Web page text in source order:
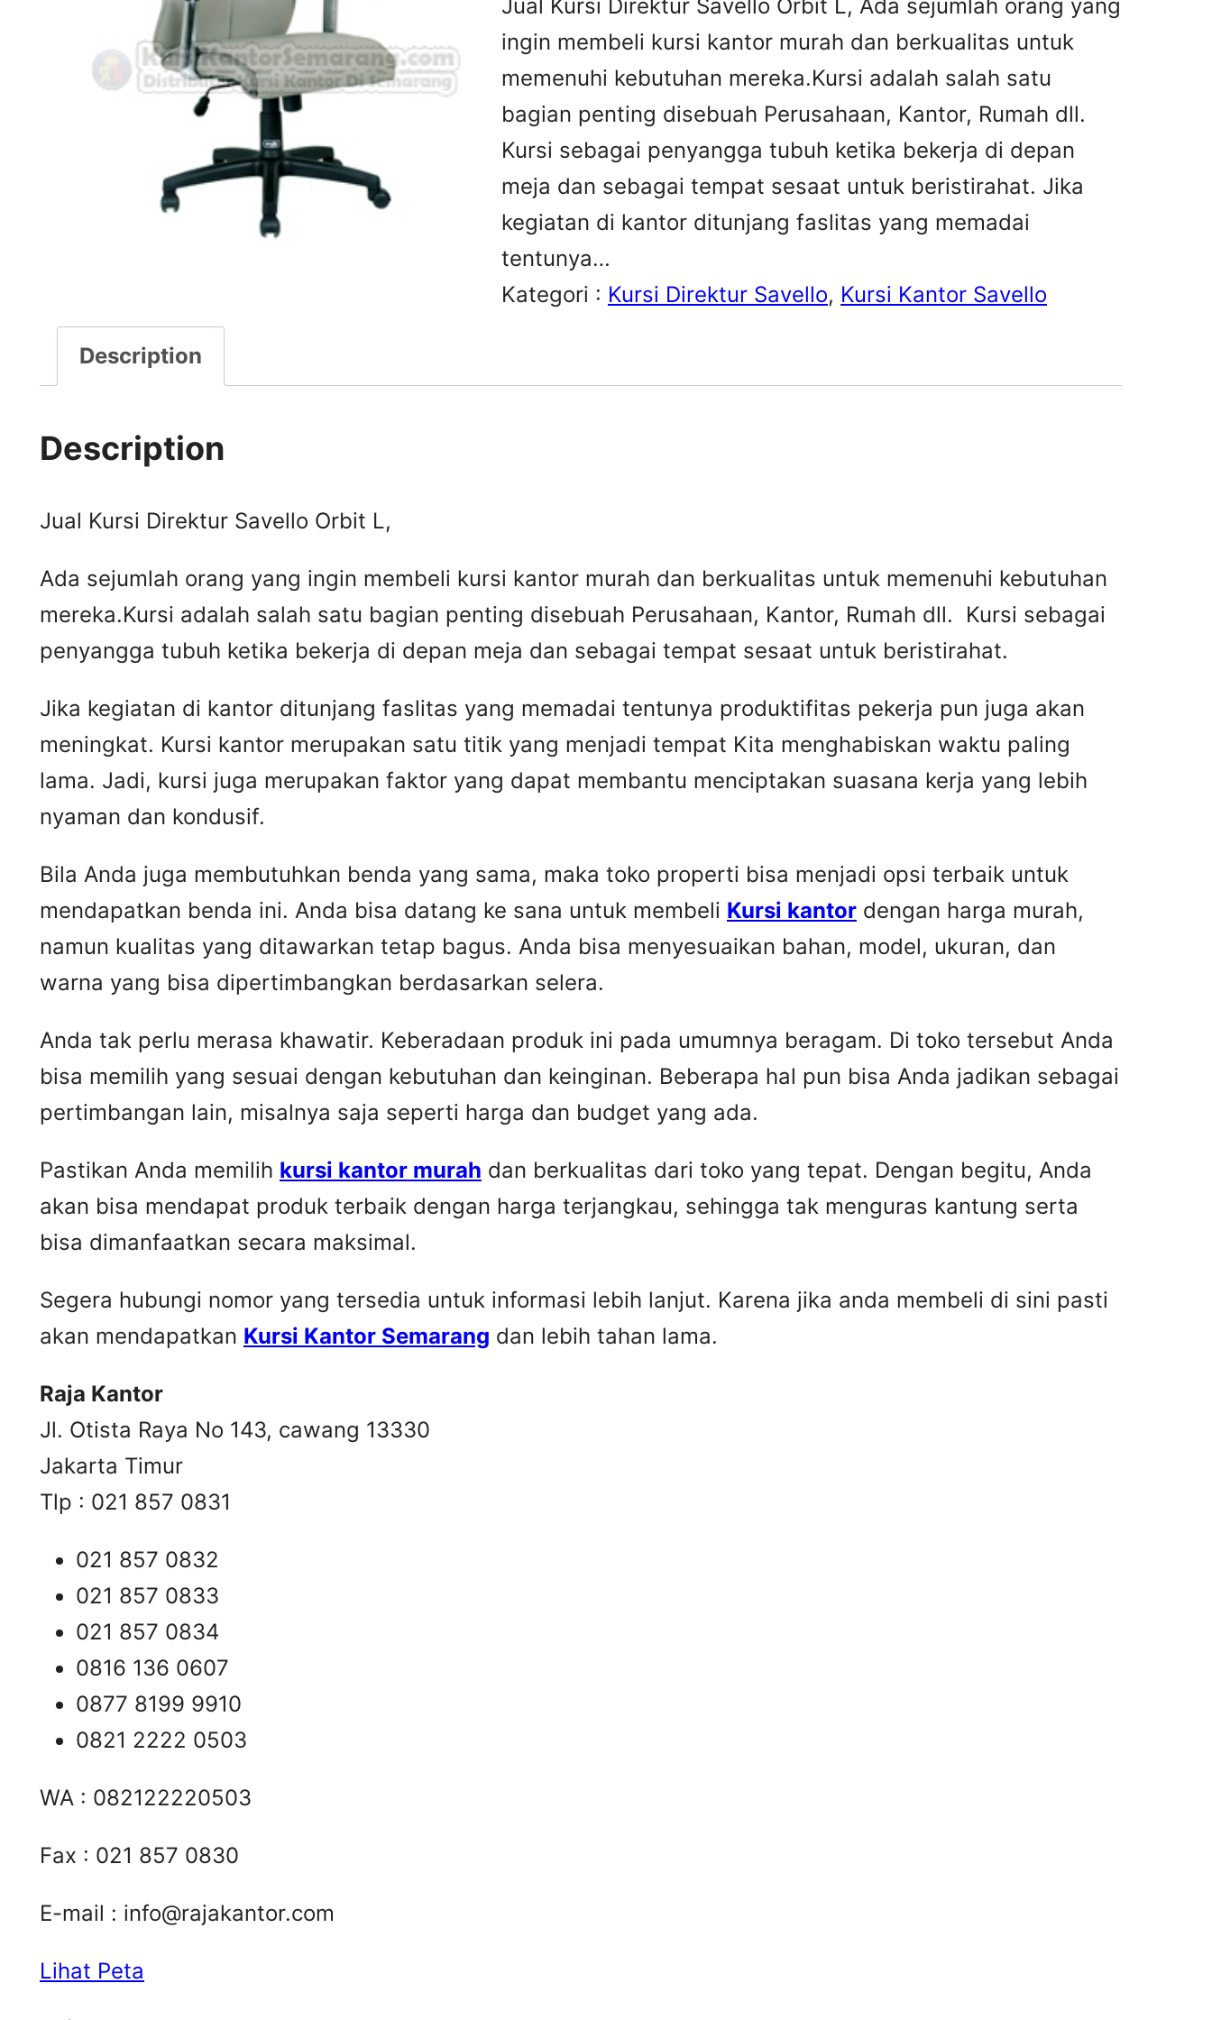
Jual Kursi Direktur Savello Orbit L, Ada sejumlah orang yang
ingin membeli kursi kantor murah dan berkualitas untuk
memenuhi kebutuhan mereka.Kursi adalah salah satu
bagian penting disebuah Perusahaan, Kantor, Rumah dll.
Kursi sebagai penyangga tubuh ketika bekerja di depan
meja dan sebagai tempat sesaat untuk beristirahat. Jika
kegiatan di kantor ditunjang faslitas yang memadai
tentunya…
Kategori : Kursi Direktur Savello, Kursi Kantor Savello
Description
Description
Jual Kursi Direktur Savello Orbit L,
Ada sejumlah orang yang ingin membeli kursi kantor murah dan berkualitas untuk memenuhi kebutuhan
mereka.Kursi adalah salah satu bagian penting disebuah Perusahaan, Kantor, Rumah dll. Kursi sebagai
penyangga tubuh ketika bekerja di depan meja dan sebagai tempat sesaat untuk beristirahat.
Jika kegiatan di kantor ditunjang faslitas yang memadai tentunya produktifitas pekerja pun juga akan
meningkat. Kursi kantor merupakan satu titik yang menjadi tempat Kita menghabiskan waktu paling
lama. Jadi, kursi juga merupakan faktor yang dapat membantu menciptakan suasana kerja yang lebih
nyaman dan kondusif.
Bila Anda juga membutuhkan benda yang sama, maka toko properti bisa menjadi opsi terbaik untuk
mendapatkan benda ini. Anda bisa datang ke sana untuk membeli Kursi kantor dengan harga murah,
namun kualitas yang ditawarkan tetap bagus. Anda bisa menyesuaikan bahan, model, ukuran, dan
warna yang bisa dipertimbangkan berdasarkan selera.
Anda tak perlu merasa khawatir. Keberadaan produk ini pada umumnya beragam. Di toko tersebut Anda
bisa memilih yang sesuai dengan kebutuhan dan keinginan. Beberapa hal pun bisa Anda jadikan sebagai
pertimbangan lain, misalnya saja seperti harga dan budget yang ada.
Pastikan Anda memilih kursi kantor murah dan berkualitas dari toko yang tepat. Dengan begitu, Anda
akan bisa mendapat produk terbaik dengan harga terjangkau, sehingga tak menguras kantung serta
bisa dimanfaatkan secara maksimal.
Segera hubungi nomor yang tersedia untuk informasi lebih lanjut. Karena jika anda membeli di sini pasti
akan mendapatkan Kursi Kantor Semarang dan lebih tahan lama.
Raja Kantor
Jl. Otista Raya No 143, cawang 13330
Jakarta Timur
Tlp : 021 857 0831
021 857 0832
021 857 0833
021 857 0834
0816 136 0607
0877 8199 9910
0821 2222 0503
WA : 082122220503
Fax : 021 857 0830
E-mail : info@rajakantor.com
Lihat Peta